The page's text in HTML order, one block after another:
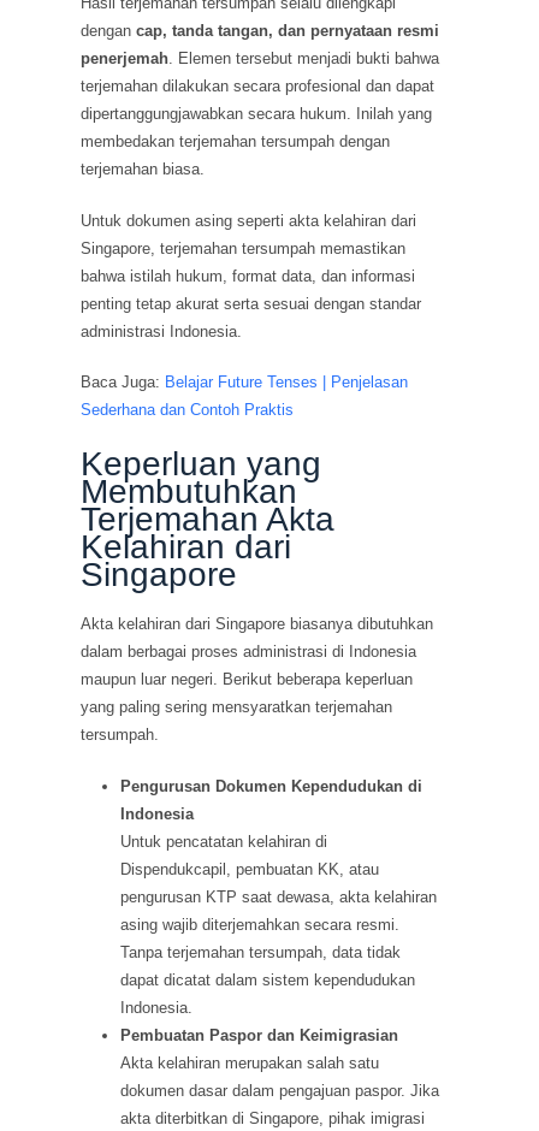
dengancap, tanda tangan, dan pernyataan resmi
penerjemah. Elemen tersebut menjadi bukti bahwa
terjemahan dilakukan secara profesional dan dapat
dipertanggungjawabkan secara hukum. Inilah yang
membedakan terjemahan tersumpah dengan
terjemahan biasa.
Untuk dokumen asing seperti akta kelahiran dari
Singapore, terjemahan tersumpah memastikan
bahwa istilah hukum, format data, dan informasi
penting tetap akurat serta sesuai dengan standar
administrasi Indonesia.
Baca Juga: Belajar Future Tenses | Penjelasan
Sederhana dan Contoh Praktis
Keperluan yang
Membutuhkan
Terjemahan Akta
Kelahiran dari
Singapore
Akta kelahiran dari Singapore biasanya dibutuhkan
dalam berbagai proses administrasi di Indonesia
maupun luar negeri. Berikut beberapa keperluan
yang paling sering mensyaratkan terjemahan
tersumpah.
Pengurusan Dokumen Kependudukan di
Indonesia
Untuk pencatatan kelahiran di
Dispendukcapil, pembuatan KK, atau
pengurusan KTP saat dewasa, akta kelahiran
asing wajib diterjemahkan secara resmi.
Tanpa terjemahan tersumpah, data tidak
dapat dicatat dalam sistem kependudukan
Indonesia.
Pembuatan Paspor dan Keimigrasian
Akta kelahiran merupakan salah satu
dokumen dasar dalam pengajuan paspor. Jika
akta diterbitkan di Singapore, pihak imigrasi